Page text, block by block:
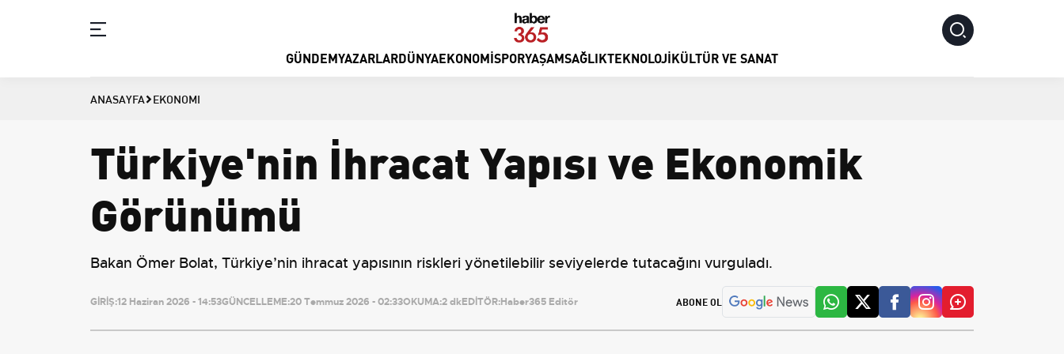
GÜNDEMYAZARLARDÜNYAEKONOMISPORYAŞAMSAĞLIKTEKNOLOJIKÜLTÜR VE SANAT
ANASAYFA EKONOMI
Türkiye'nin İhracat Yapısı ve Ekonomik
Görünümü
Bakan Ömer Bolat, Türkiye’nin ihracat yapısının riskleri yönetilebilir seviyelerde tutacağını vurguladı.
GİRİŞ:12 Haziran 2026 - 14:53GÜNCELLEME:20 Temmuz 2026 - 02:33OKUMA:2 dkEDİTÖR:Haber365 Editör ABONE OL